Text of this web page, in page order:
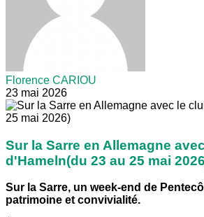
Florence CARIOU
23 mai 2026
Sur la Sarre en Allemagne
d'Hameln(du 23 au 25 mai
Sur la Sarre, un week-end de
patrimoine et convivialité.